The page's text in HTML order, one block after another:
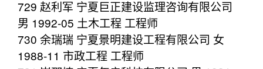
729 赵利军 宁夏巨正建设监理咨询有限公司
男 1992-05 土木工程 工程师
730 余瑞瑞 宁夏景明建设工程有限公司 女
1988-11 市政工程 工程师